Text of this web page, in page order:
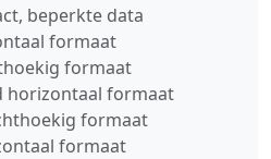
beperkte data
formaat
formaat
horizontaal formaat
formaat
formaat